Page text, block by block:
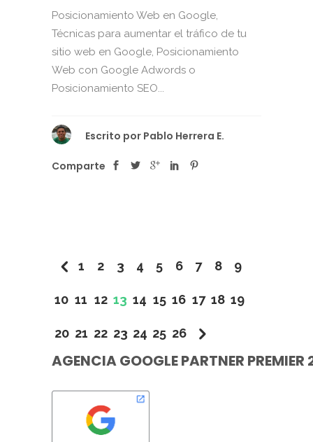
Posicionamiento Web en Google,
Técnicas para aumentar el tráfico de tu
sitio web en Google, Posicionamiento
Web con Google Adwords o
Posicionamiento SEO...
Escrito por Pablo Herrera E.
Comparte
1 2 3 4 5 6 7 8 9
10 11 12 13 14 15 16 17 18 19
20 21 22 23 24 25 26
AGENCIA GOOGLE PARTNER PREMIER